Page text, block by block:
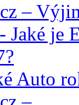
Auto